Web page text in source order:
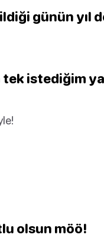
günün yıl
istediğim
olsun möö!